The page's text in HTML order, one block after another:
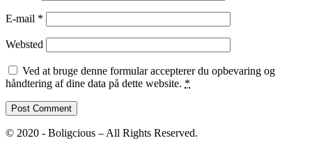
E-mail *
Websted
Ved at bruge denne formular accepterer du opbevaring og
håndtering af dine data på dette website. *
© 2020 - Boligcious – All Rights Reserved.